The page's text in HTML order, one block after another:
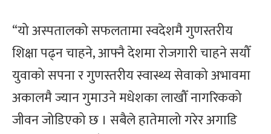
“यो अस्पतालको सफलतामा स्वदेशमै गुणस्तरीय
शिक्षा पढ्न चाहने, आफ्नै देशमा रोजगारी चाहने सयौँ
युवाको सपना र गुणस्तरीय स्वास्थ्य सेवाको अभावमा
अकालमै ज्यान गुमाउने मधेशका लाखौँ नागरिकको
जीवन जोडिएको छ । सबैले हातेमालो गरेर अगाडि